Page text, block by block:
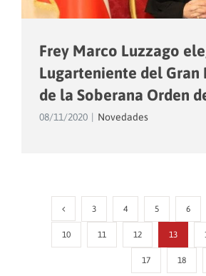
Frey Marco Luzzago
Lugarteniente del Gran
de la Soberana Orden
08/11/2020 Novedades
3 4 5 6
10 11 12 13
17 18